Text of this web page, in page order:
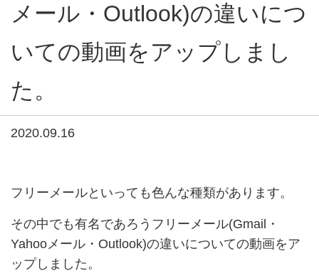
メール・Outlook)の違いにつ
いての動画をアップしまし
た。
2020.09.16
フリーメールといっても色んな種類があります。
その中でも有名であろうフリーメール(Gmail・
Yahooメール・Outlook)の違いについての動画をア
ップしました。